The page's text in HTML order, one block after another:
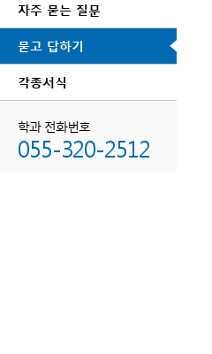
자주 묻는 질문
묻고 답하기
각종서식
학과 전화번호
055-320-2512